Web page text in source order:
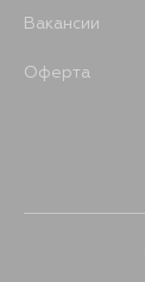
Вакансии
Оферта